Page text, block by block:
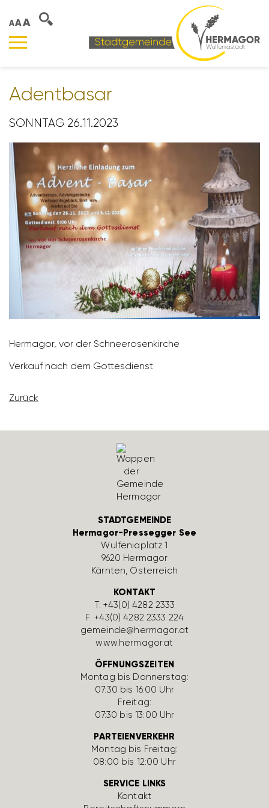
AAA
Adent­basar
SONNTAG 26.11.2023
Hermagor, vor der Schnee­ro­sen­kirche
Verkauf nach dem Gottes­dienst
Zurück
STADTGEMEINDE
Hermagor-Pressegger See
Wulfe­nia­platz 1
9620 Hermagor
Kärnten, Öster­reich
KONTAKT
T:+43(0) 4282 2333
F: +43(0) 4282 2333 224
gemeinde@hermagor.at
www.hermagor.at
ÖFFNUNGSZEITEN
Montag bis Donnerstag:
07:30 bis 16:00 Uhr
Freitag:
07:30 bis 13:00 Uhr
PARTEIENVERKEHR
Montag bis Freitag:
08:00 bis 12:00 Uhr
SERVICE LINKS
Kontakt